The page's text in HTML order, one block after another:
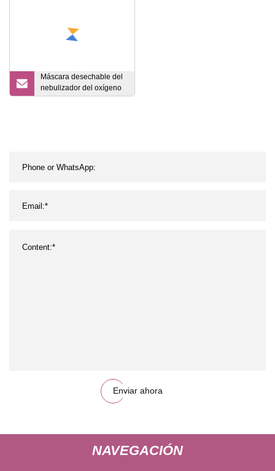
Máscara desechable del
nebulizador del oxígeno
del CPR del CE FDA del
Enviar ahora
NAVEGACIÓN